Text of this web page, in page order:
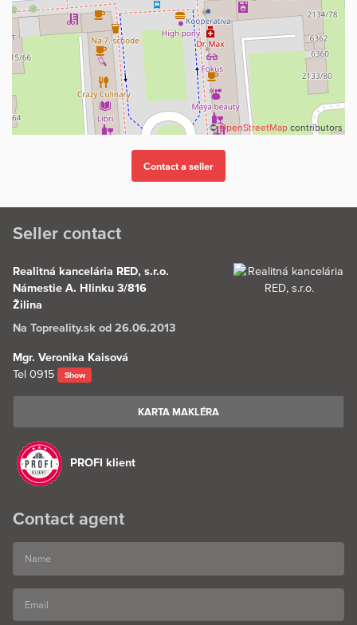
©OpenStreetMap contributors
Seller contact
Realitná kancelária RED, s.r.o.
Námestie A. Hlinku 3/816
Žilina
Na Topreality.sk od 26.06.2013
Mgr. Veronika Kaisová
Tel 0915 Show
KARTA MAKLÉRA
PROFI klient
Contact agent